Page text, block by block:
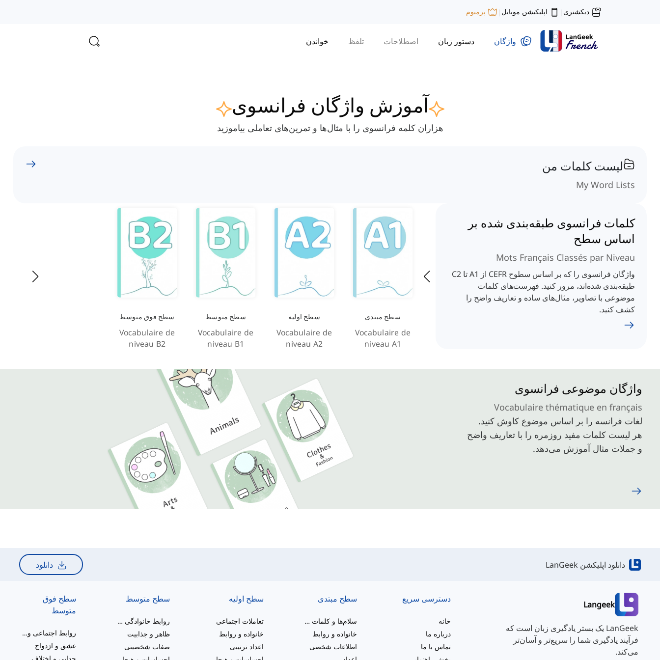
دیکشنری | اپلیکیشن موبایل | پرمیوم
واژگان دستور زبان اصطلاحات تلفظ خواندن
آموزش واژگان فرانسوی
هزاران کلمه فرانسوی را با مثال‌ها و تمرین‌های تعاملی بیاموزید
لیست کلمات من
My Word Lists
کلمات فرانسوی طبقه‌بندی شده بر
اساس سطح
Mots Français Classés par Niveau
واژگان فرانسوی را که بر اساس سطوح CEFR از A1 تا C2
طبقه‌بندی شده‌اند، مرور کنید. فهرست‌های کلمات
موضوعی با تصاویر، مثال‌های ساده و تعاریف واضح را
کشف کنید.
سطح مبتدی
Vocabulaire de
niveau A1
سطح اولیه
Vocabulaire de
niveau A2
سطح متوسط
Vocabulaire de
niveau B1
سطح فوق متوسط
Vocabulaire de
niveau B2
واژگان موضوعی فرانسوی
Vocabulaire thématique en français
لغات فرانسه را بر اساس موضوع کاوش کنید.
هر لیست کلمات مفید روزمره را با تعاریف واضح
و جملات مثال آموزش می‌دهد.
دانلود اپلیکشن LanGeek دانلود
Langeek
LanGeek یک بستر یادگیری زبان است که
فرآیند یادگیری شما را سریع‌تر و آسان‌تر
می‌کند.
دسترسی سریع
خانه
درباره ما
تماس با ما
سطح مبتدی
سلام‌ها و کلمات برای مبتدیان
خانواده و روابط
اطلاعات شخصی
سطح اولیه
تعاملات اجتماعی
خانواده و روابط
اعداد ترتیبی
سطح متوسط
روابط خانوادگی و عاشقانه
ظاهر و جذابیت
صفات شخصیتی
سطح فوق
متوسط
روابط اجتماعی و خانوادگی
عشق و ازدواج